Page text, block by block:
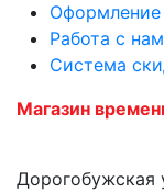
Оформление
Работа с
Система
Магазин
Дорогобужская